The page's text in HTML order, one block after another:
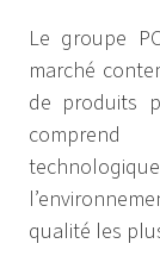
Le groupe
marché
de produits
qualité les